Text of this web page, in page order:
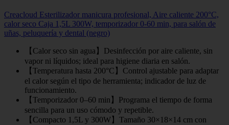
Creacloud Esterilizador manicura profesional, Aire caliente 200°C,
calor seco Caja 1,5L 300W, temporizador 0-60 min, para salón de
uñas, peluquería y dental (negro)
【Calor seco sin agua】Desinfección por aire caliente, sin
vapor ni líquidos; ideal para higiene diaria en salón.
【Temperatura hasta 200°C】Control ajustable para adaptar
el calor según el tipo de herramienta; indicador de luz de
funcionamiento.
【Temporizador 0–60 min】Programa el tiempo de forma
sencilla para un uso cómodo y repetible.
【Compacto 1,5L y 300W】Tamaño 30×18×14 cm con